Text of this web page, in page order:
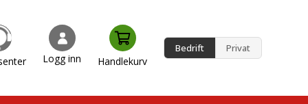
Logg inn Handlekurv
Bedrift Privat